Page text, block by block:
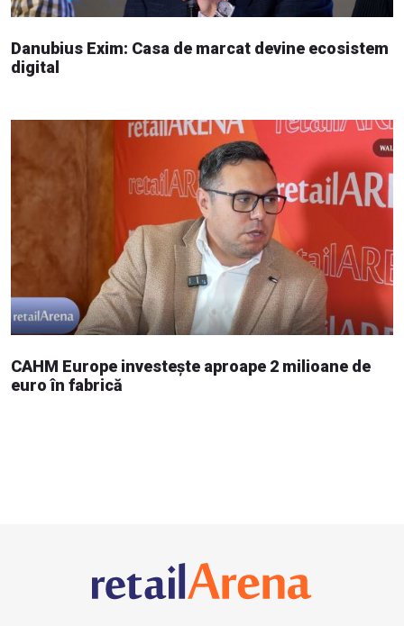
Danubius Exim: Casa de marcat devine ecosistem
digital
CAHM Europe investește aproape 2 milioane de
euro în fabrică